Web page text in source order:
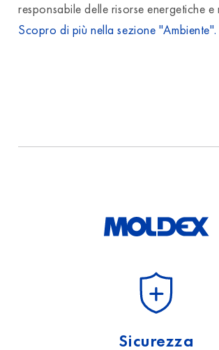
responsabile delle risorse energetiche e
Scopro di più nella sezione "Ambiente".
Sicurezza